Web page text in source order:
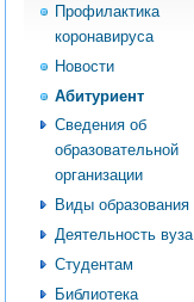
Профилактика
коронавируса
Новости
Абитуриент
Сведения об
образовательной
организации
Виды образования
Деятельность вуза
Студентам
Библиотека